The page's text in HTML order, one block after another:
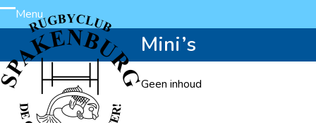
Skip
to
content
Menu
Open
mobile
menu
Close
mobile
menu
Mini’s
Geen inhoud